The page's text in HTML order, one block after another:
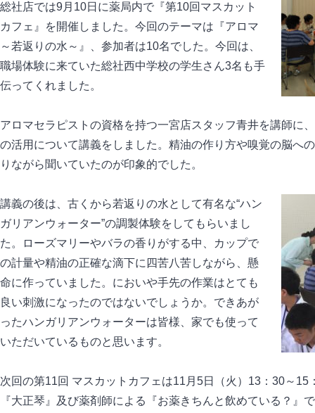
総社店では9月10日に薬局内で『第10回マスカット
カフェ』を開催しました。今回のテーマは『アロマ
～若返りの水～』、参加者は10名でした。今回は、
職場体験に来ていた総社西中学校の学生さん3名も手
伝ってくれました。
アロマセラピストの資格を持つ一宮店スタッフ青井を講師に
の活用について講義をしました。精油の作り方や嗅覚の脳へ
りながら聞いていたのが印象的でした。
講義の後は、古くから若返りの水として有名な“ハン
ガリアンウォーター”の調製体験をしてもらいまし
た。ローズマリーやバラの香りがする中、カップで
の計量や精油の正確な滴下に四苦八苦しながら、懸
命に作っていました。においや手先の作業はとても
良い刺激になったのではないでしょうか。できあが
ったハンガリアンウォーターは皆様、家でも使って
いただいているものと思います。
次回の第11回 マスカットカフェは11月5日（火）13：30～
『大正琴』及び薬剤師による『お薬きちんと飲めている？』